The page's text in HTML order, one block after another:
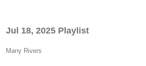
Jul 18, 2025 Playlist
Many Rivers